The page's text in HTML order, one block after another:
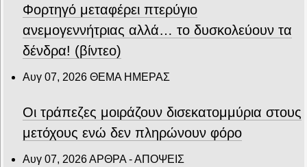
Φορτηγό μεταφέρει πτερύγιο
ανεμογεννήτριας αλλά… το δυσκολεύουν τα
δένδρα! (βίντεο)
Αυγ 07, 2026 ΘΕΜΑ ΗΜΕΡΑΣ
Οι τράπεζες μοιράζουν δισεκατομμύρια στους
μετόχους ενώ δεν πληρώνουν φόρο
Αυγ 07, 2026ΑΡΘΡΑ - ΑΠΟΨΕΙΣ